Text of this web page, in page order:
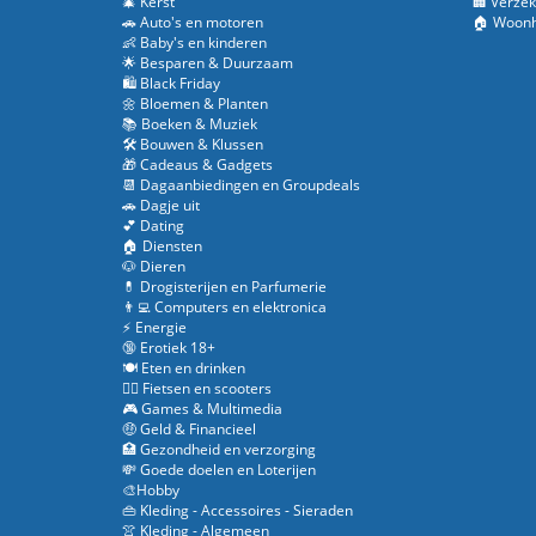
🚗 Auto's en motoren
👶 Baby's en kinderen
🌟 Besparen & Duurzaam
🛍️ Black Friday
🌼 Bloemen & Planten
📚 Boeken & Muziek
🛠️ Bouwen & Klussen
🎁 Cadeaus & Gadgets
📆 Dagaanbiedingen en Groupdeals
🚗 Dagje uit
💕 Dating
🏠 Diensten
🐶 Dieren
💊 Drogisterijen en Parfumerie
👨‍💻 Computers en elektronica
⚡ Energie
🔞 Erotiek 18+
🍽️ Eten en drinken
🚴‍♂️ Fietsen en scooters
🎮 Games & Multimedia
🤑 Geld & Financieel
🏥 Gezondheid en verzorging
💸 Goede doelen en Loterijen
🎨Hobby
👜 Kleding - Accessoires - Sieraden
👚 Kleding - Algemeen
🏠